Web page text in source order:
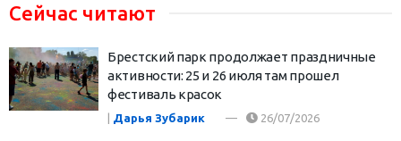
Сейчас читают
Брестский парк продолжает праздничные
активности: 25 и 26 июля там прошел
фестиваль красок
Дарья Зубарик 26/07/2026